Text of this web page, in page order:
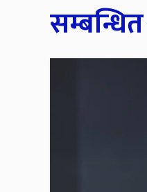
सम्बन्धित